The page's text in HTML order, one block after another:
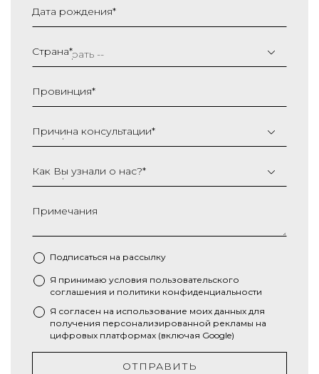
Дата рождения*
слеш
ММ
ГГГГ
Страна*
Провинция*
Причина консультации*
Как Вы узнали о нас?*
Примечания
Подписаться на рассылку
* Я принимаю условия пользовательского
соглашения и политики конфиденциальности
Я согласен на использование моих данных для
получения персонализированной рекламы на
цифровых платформах (включая Google)
ОТПРАВИТЬ